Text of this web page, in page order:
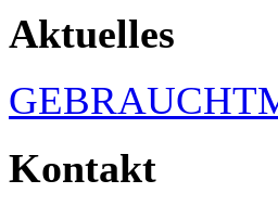
Aktuelles
Kontakt